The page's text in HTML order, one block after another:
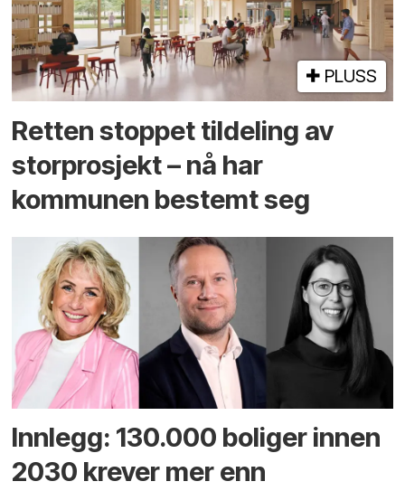
PLUSS
Retten stoppet tildeling av
storprosjekt – nå har
kommunen bestemt seg
Innlegg: 130.000 boliger innen
2030 krever mer enn